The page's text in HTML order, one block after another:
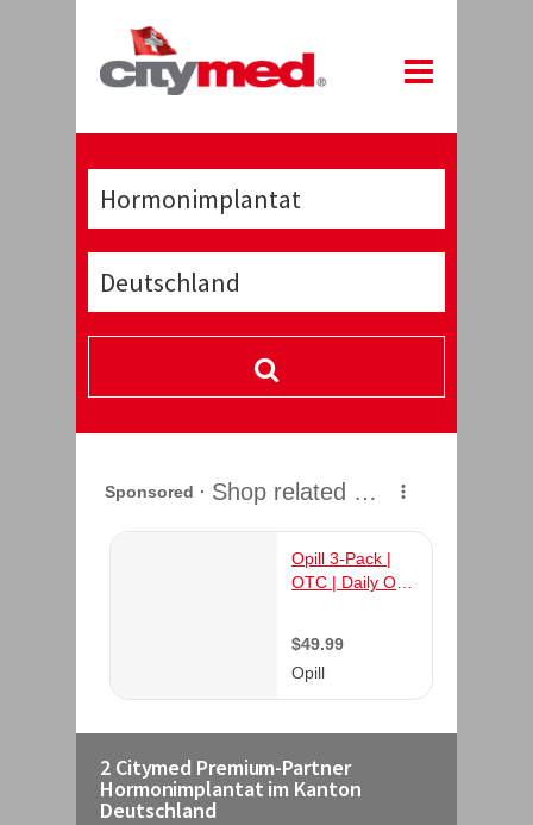
2 Citymed Premium-Partner
Hormonimplantat im Kanton
Deutschland